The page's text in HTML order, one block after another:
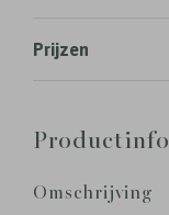
Prijzen
Omschrijving